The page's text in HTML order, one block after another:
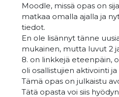
Moodle, missä opas on
matkaa omalla ajalla ja
tiedot.
En ole lisännyt tänne
mukainen, mutta luvut 2
8. on linkkejä eteenpäin,
oli osallistujien aktivointi
Tämä opas on julkaistu
Tätä opasta voi siis